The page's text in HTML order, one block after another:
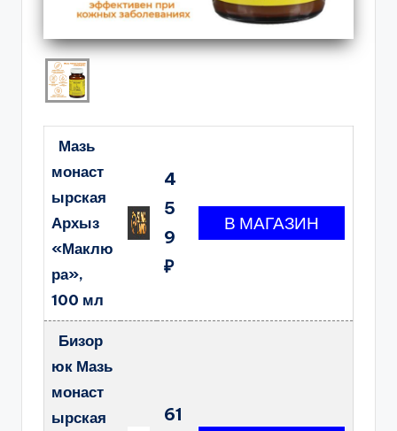
Мазь
монаст
ырская
Архыз
«Маклю
ра»,
100 мл
4
5
9
₽
Бизор
юк Мазь
монаст
ырская
61